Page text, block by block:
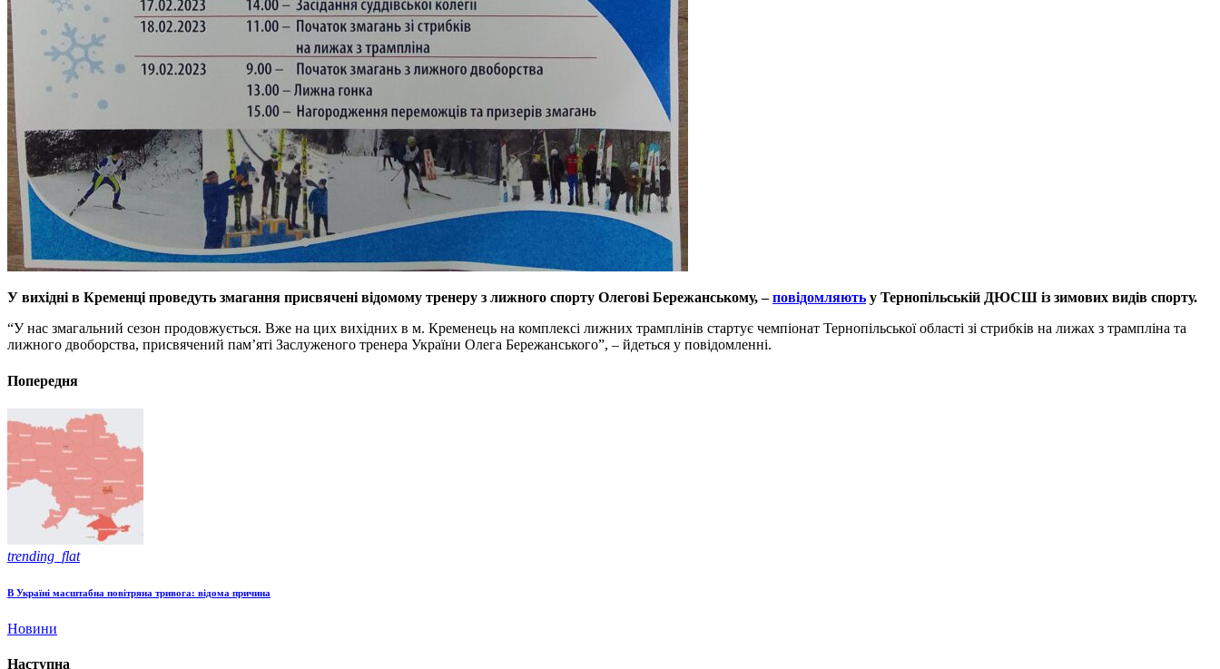
У вихідні в Кременці проведуть змагання присвячені відомому тренеру з лижного спорту Олегові Бережанському, –повідомляють у Тернопільській ДЮСШ із зимових видів спорту.
“У нас змагальний сезон продовжується. Вже на цих вихідних в м. Кременець на комплексі лижних трамплінів стартує чемпіонат Тернопільської області зі стрибків на лижах з трампліна та
лижного двоборства, присвячений пам’яті Заслуженого тренера України Олега Бережанського”, – йдеться у повідомленні.
Попередня
trending_flat
В Україні масштабна повітряна тривога: відома причина
Новини
Наступна